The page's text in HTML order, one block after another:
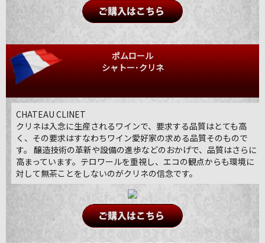
ポムロール
シャトー･クリネ
CHATEAU CLINET
クリネは入念に生産されるワインで、要求する品質はとても高
く、その要求はすなわちワイン愛好家の求める品質そのもので
す。 醸造技術の革新や設備の進歩などのおかげで、品質はさらに
高まっています。テロワールを重視し、エコの観点からも環境に
対して無茶ことをしないのがクリネの信念です。